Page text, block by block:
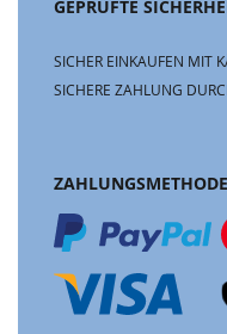
GEPRÜFTE
SICHER EINKAUFEN MIT
SICHERE ZAHLUNG